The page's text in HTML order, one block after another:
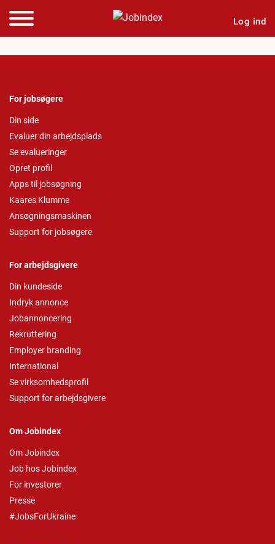
Log ind
For jobsøgere
Din side
Evaluer din arbejdsplads
Se evalueringer
Opret profil
Apps til jobsøgning
Kaares Klumme
Ansøgningsmaskinen
Support for jobsøgere
For arbejdsgivere
Din kundeside
Indryk annonce
Jobannoncering
Rekruttering
Employer branding
International
Se virksomhedsprofil
Support for arbejdsgivere
Om Jobindex
Om Jobindex
Job hos Jobindex
For investorer
Presse
#JobsForUkraine